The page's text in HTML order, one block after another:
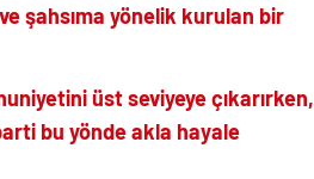
şahsıma yönelik kurulan bir
üst seviyeye çıkarırken,
bu yönde akla hayale